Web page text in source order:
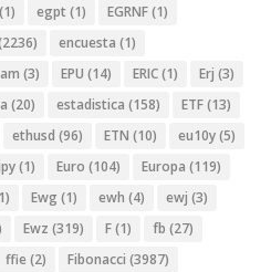
(1) egpt (1) EGRNF(1)
encuesta (1)
(3) EPU (14) ERIC(1) Erj (3)
(20) estadistica (158) ETF(13)
ethusd (96) ETN (10) eu10y(5)
(1) Euro (104) Europa (119)
Ewg (1) ewh (4) ewj (3)
Ewz (319) F(1) fb (27)
ffie (2) Fibonacci (3987)